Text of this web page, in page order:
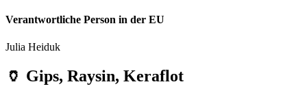
Verantwortliche Person in der EU
Julia Heiduk
🏺 Gips, Raysin, Keraflot